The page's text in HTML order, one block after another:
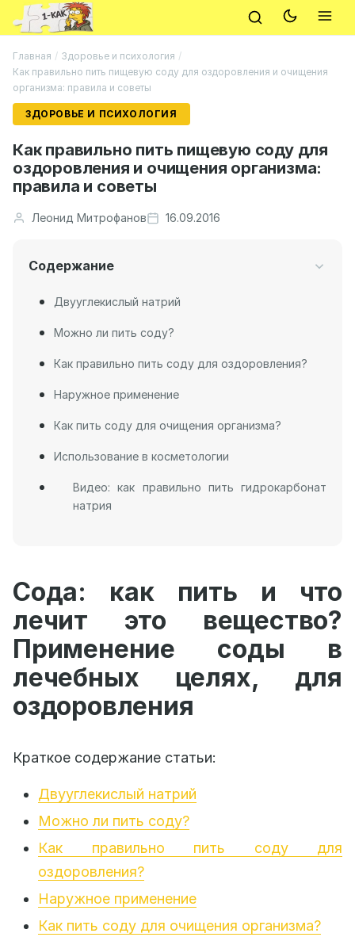
Главная / Здоровье и психология /
Как правильно пить пищевую соду для оздоровления и очищения
организма: правила и советы
ЗДОРОВЬЕ И ПСИХОЛОГИЯ
Как правильно пить пищевую соду для
оздоровления и очищения организма:
правила и советы
Леонид Митрофанов 16.09.2016
Содержание
Двууглекислый натрий
Можно ли пить соду?
Как правильно пить соду для оздоровления?
Наружное применение
Как пить соду для очищения организма?
Использование в косметологии
Видео: как правильно пить гидрокарбонат
натрия
Сода: как пить и что
лечит это вещество?
Применение соды в
лечебных целях, для
оздоровления
Краткое содержание статьи:
Двууглекислый натрий
Можно ли пить соду?
Как правильно пить соду для
оздоровления?
Наружное применение
Как пить соду для очищения организма?